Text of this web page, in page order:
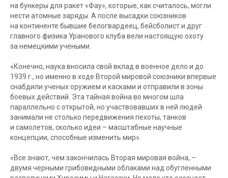
на бункеры для ракет «Фау», которые, как считалось, могли
нести атомные заряды. А после высадки союзников
на континенте бывшие белогвардеец, бейсболист и друг
главного физика Уранового клуба вели настоящую охоту
за немецкими учеными.
«Конечно, наука вносила свой вклад в военное дело и до
1939 г., но именно в ходе Второй мировой союзники впервые
снабдили ученых оружием и касками и отправили в зоны
боевых действий. Эта тайная война во многом шла
параллельно с открытой, но участвовавших в ней людей
занимали не столько передвижения пехоты, танков
и самолетов, сколько идеи – масштабные научные
концепции, способные изменить мир».
«Все знают, чем закончилась Вторая мировая война, –
двумя черными грибовидными облаками над обугленными